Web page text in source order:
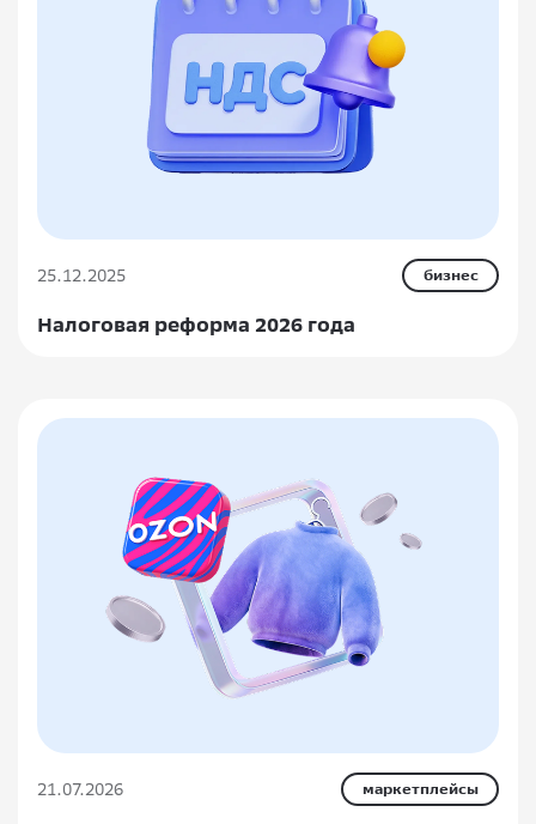
25.12.2025 бизнес
Налоговая реформа 2026 года
21.07.2026 маркетплейсы